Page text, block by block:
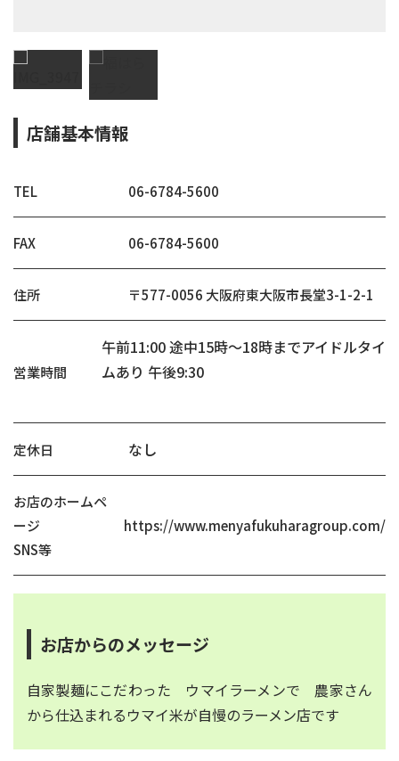
店舗基本情報
TEL 06-6784-5600
FAX 06-6784-5600
住所 〒577-0056 大阪府東大阪市長堂3-1-2-1
営業時間
午前11:00 途中15時～18時までアイドルタイ
ムあり 午後9:30
定休日 なし
お店のホームペ
ージ
SNS等
https://www.menyafukuharagroup.com/
お店からのメッセージ
自家製麺にこだわった ウマイラーメンで 農家さん
から仕込まれるウマイ米が自慢のラーメン店です